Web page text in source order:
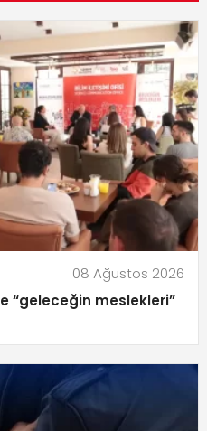
08 Ağustos 2026
“geleceğin meslekleri”